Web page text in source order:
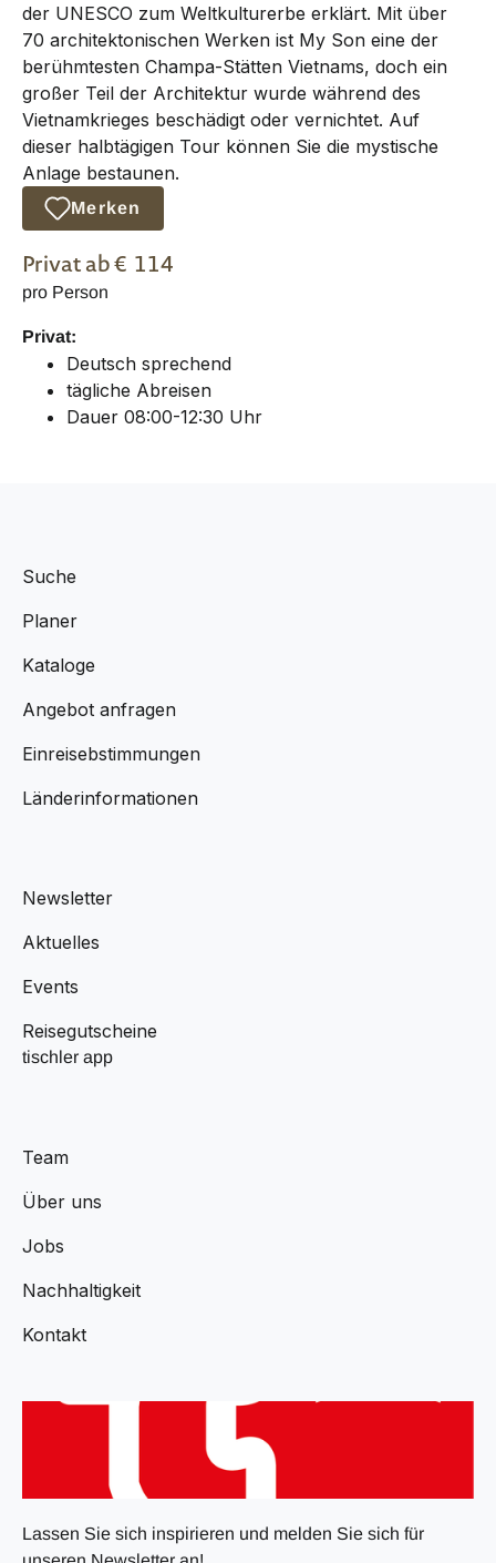
der UNESCO zum Weltkulturerbe erklärt. Mit über
70 architektonischen Werken ist My Son eine der
berühmtesten Champa-Stätten Vietnams, doch ein
großer Teil der Architektur wurde während des
Vietnamkrieges beschädigt oder vernichtet. Auf
dieser halbtägigen Tour können Sie die mystische
Anlage bestaunen.
Merken
Privatab € 114
pro Person
Privat:
Deutsch sprechend
tägliche Abreisen
Dauer 08:00-12:30 Uhr
Suche
Planer
Kataloge
Angebot anfragen
Einreisebstimmungen
Länderinformationen
Newsletter
Aktuelles
Events
Reisegutscheine
tischler app
Team
Über uns
Jobs
Nachhaltigkeit
Kontakt
Lassen Sie sich inspirieren und melden Sie sich für